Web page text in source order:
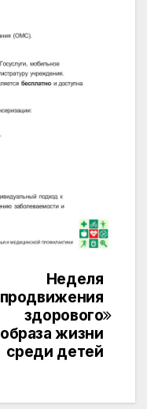
Неделя
продвижения
здорового
образа жизни
среди детей